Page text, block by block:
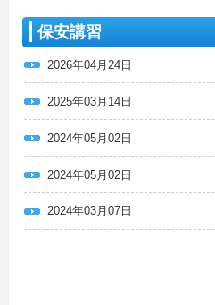
保安講習
2026年04月24日
2025年03月14日
2024年05月02日
2024年05月02日
2024年03月07日